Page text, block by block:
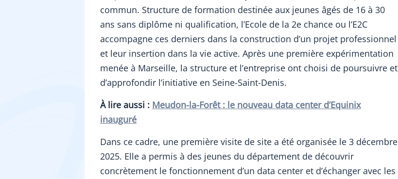
commun. Structure de formation destinée aux jeunes âgés de 16 à 30
ans sans diplôme ni qualification, l’Ecole de la 2e chance ou l’E2C
accompagne ces derniers dans la construction d’un projet professionnel
et leur insertion dans la vie active. Après une première expérimentation
menée à Marseille, la structure et l’entreprise ont choisi de poursuivre et
d’approfondir l’initiative en Seine-Saint-Denis.
À lire aussi : Meudon-la-Forêt : le nouveau data center d’Equinix
inauguré
Dans ce cadre, une première visite de site a été organisée le 3 décembre
2025. Elle a permis à des jeunes du département de découvrir
concrètement le fonctionnement d’un data center et d’échanger avec les